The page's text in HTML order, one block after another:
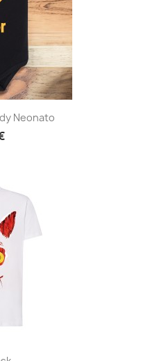
Neonato